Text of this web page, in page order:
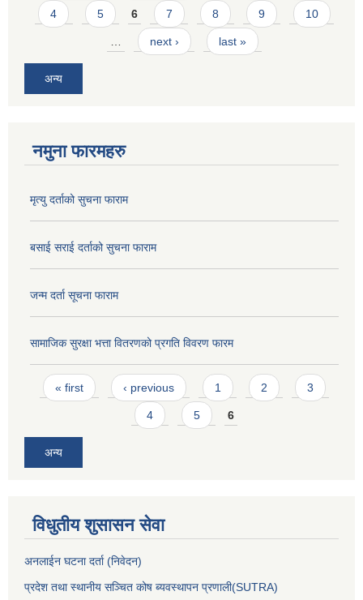
4 5 6 7 8 9 10
next › last »
अन्य
नमुना फारमहरु
मृत्यु दर्ताको सुचना फाराम
बसाई सराई दर्ताको सुचना फाराम
जन्म दर्ता सूचना फाराम
सामाजिक सुरक्षा भत्ता वितरणको प्रगति विवरण फारम
Pages
« first ‹ previous 1 2 3
4 5 6
अन्य
विधुतीय शुसासन सेवा
अनलाईन घटना दर्ता (निवेदन)
प्रदेश तथा स्थानीय सञ्चित कोष ब्यवस्थापन प्रणाली(SUTRA)